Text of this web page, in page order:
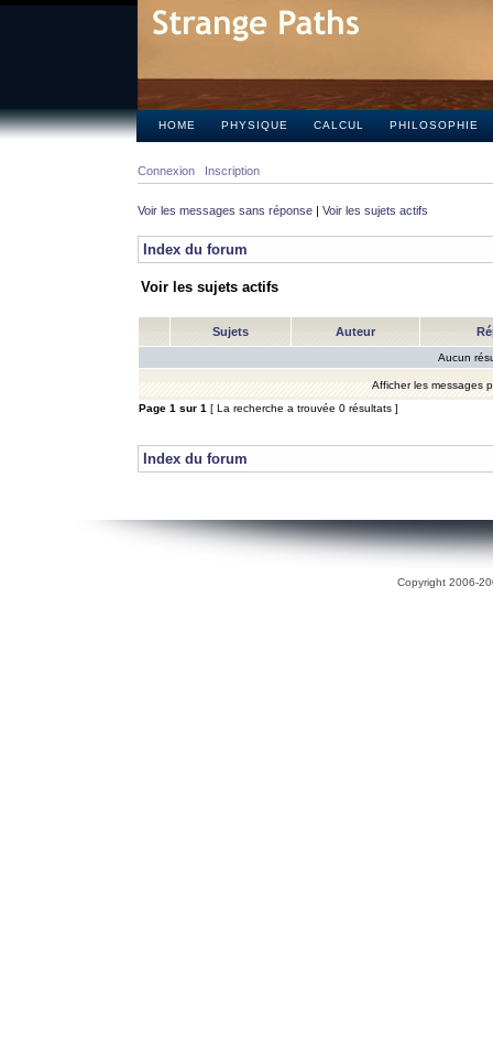
HOME PHYSIQUE CALCUL PHILOSOPHIE
Connexion Inscription
Voir les messages sans réponse | Voir les sujets actifs
Index du forum
Voir les sujets actifs
Sujets Auteur
Aucun
Afficher les messages
Page 1 sur 1 [ La recherche a trouvée 0 résultats ]
Index du forum
Copyright 2006-